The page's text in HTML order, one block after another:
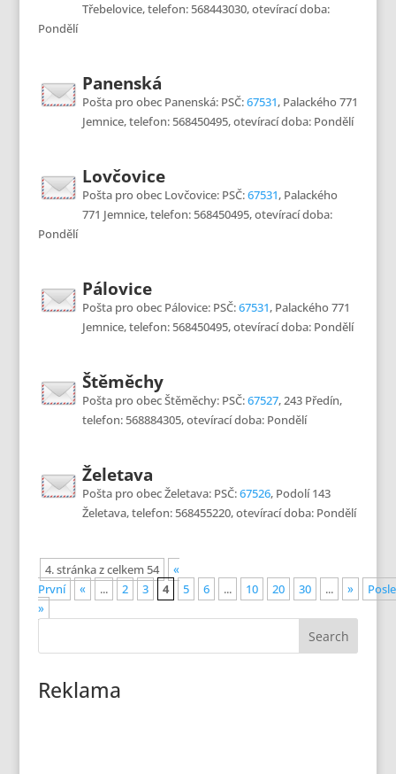
Třebelovice, telefon: 568443030, otevírací doba:
Pondělí
Panenská
Pošta pro obec Panenská: PSČ:67531, Palackého 771
Jemnice, telefon: 568450495, otevírací doba: Pondělí
Lovčovice
Pošta pro obec Lovčovice: PSČ:67531, Palackého
771 Jemnice, telefon: 568450495, otevírací doba:
Pondělí
Pálovice
Pošta pro obec Pálovice: PSČ:67531, Palackého 771
Jemnice, telefon: 568450495, otevírací doba: Pondělí
Štěměchy
Pošta pro obec Štěměchy: PSČ:67527, 243 Předín,
telefon: 568884305, otevírací doba: Pondělí
Želetava
Pošta pro obec Želetava: PSČ:67526, Podolí 143
Želetava, telefon: 568455220, otevírací doba: Pondělí
4. stránka z celkem 54
«
První
« ... 2 3 4 5 6 ... 10 20 30 ... »
»
Reklama